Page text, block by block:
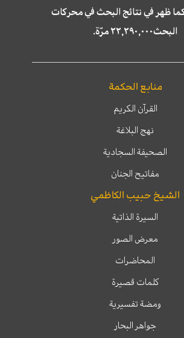
كما ظهر في نتائج البحث في محركات
البحث٢٢,٢٩٠,٠٠٠ مرّة.
منابع الحكمة
القرآن الكريم
نهج البلاغة
الصحيفة السجادية
مفاتيح الجنان
الشيخ حبيب الكاظمي
السيرة الذاتية
معرض الصور
المحاضرات
كلمات قصيرة
ومضة تفسيرية
جواهر البحار